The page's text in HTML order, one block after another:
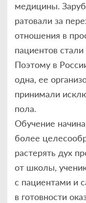
медицины.
ратовали за
отношения в
пациентов
Поэтому в
одна, ее
принимали
пола.
Обучение
более
растерять дух
от школы,
с пациентами и
в готовности